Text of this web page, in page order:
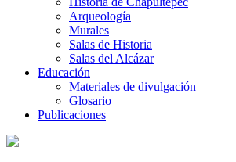
Arqueología
Murales
Salas de Historia
Salas del Alcázar
Educación
Materiales de divulgación
Glosario
Publicaciones